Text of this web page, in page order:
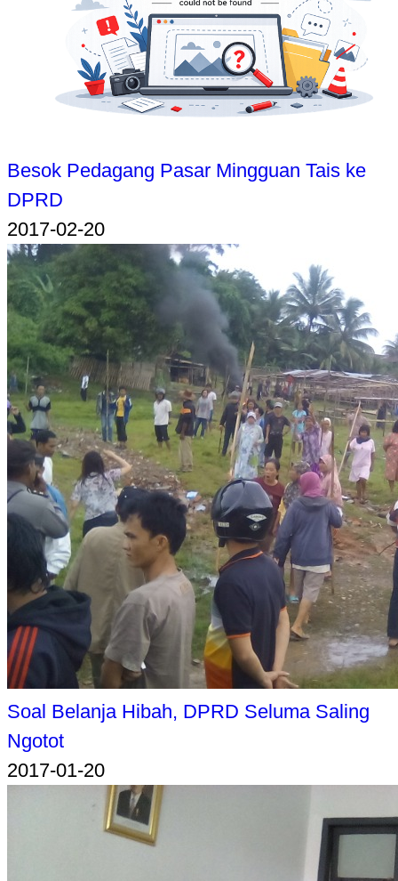
Besok Pedagang Pasar Mingguan Tais ke
DPRD
2017-02-20
Soal Belanja Hibah, DPRD Seluma Saling
Ngotot
2017-01-20